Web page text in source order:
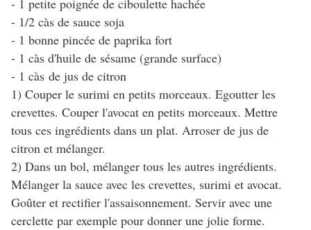
- 1 petite poignée de ciboulette hachée
- 1/2 càs de sauce soja
- 1 bonne pincée de paprika fort
- 1 càs d'huile de sésame (grande surface)
- 1 càs de jus de citron
1) Couper le surimi en petits morceaux. Egoutter les
crevettes. Couper l'avocat en petits morceaux. Mettre
tous ces ingrédients dans un plat. Arroser de jus de
citron et mélanger.
2) Dans un bol, mélanger tous les autres ingrédients.
Mélanger la sauce avec les crevettes, surimi et avocat.
Goûter et rectifier l'assaisonnement. Servir avec une
cerclette par exemple pour donner une jolie forme.